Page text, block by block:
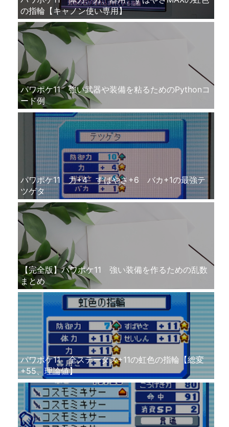
の指輪【キャノン使い専用】
パワポケ11 強い武器や装備を粘るためのPythonコ
ード例
パワポケ11 力+4 すばやさ+6 バカ+1の最強テ
ツゲタ
【完全版】パワポケ11 強い装備を作るための乱数
まとめ
パワポケ11 全ステータス+11の虹色の指輪【総変
+55、理論値】